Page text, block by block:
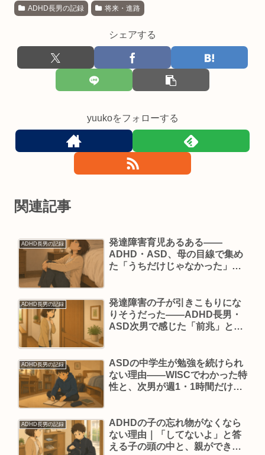
ADHD長男の記録 将来・進路
シェアする
yuukoをフォローする
関連記事
ADHD長男の記録
発達障害育児あるある——
ADHD・ASD、母の目線で集め
た「うちだけじゃなかった」場
ADHD長男の記録
発達障害の子が引きこもりにな
りそうだった——ADHD長男・
ASD次男で感じた「前兆」と、
ADHD長男の記録
ASDの中学生が勉強を続けられ
ない理由——WISCでわかった特
性と、次男が週1・1時間だけ続
ADHD長男の記録
ADHDの子の忘れ物がなくなら
ない理由｜「してないよ」と答
える子の頭の中と、親ができる